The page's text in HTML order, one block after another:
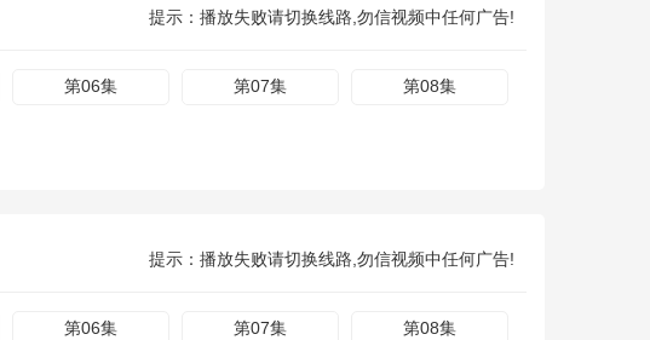
提示：播放失败请切换线路,勿信视频中任何广告!
第06集 第07集 第08集
提示：播放失败请切换线路,勿信视频中任何广告!
第06集 第07集 第08集